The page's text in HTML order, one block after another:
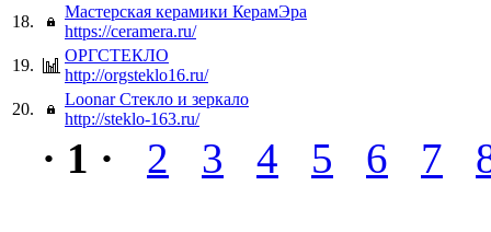
18.
Мастерская керамики КерамЭра
https://ceramera.ru/
19.
ОРГСТЕКЛО
http://orgsteklo16.ru/
20.
Loonar Стекло и зеркало
http://steklo-163.ru/
· 1 · 2 3 4 5 6 7